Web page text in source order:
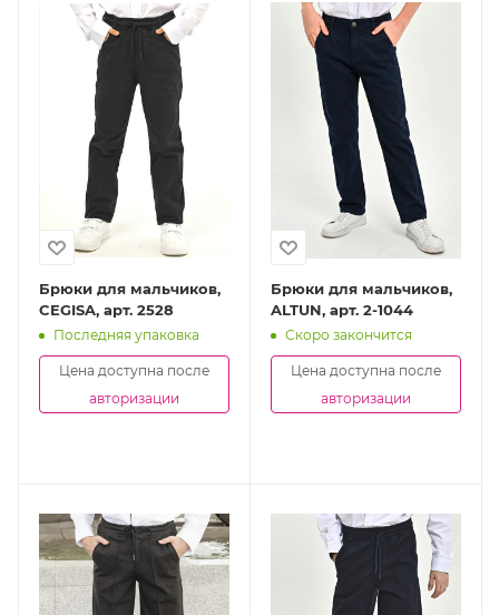
Брюки для мальчиков,
CEGISA, арт. 2528
Последняя упаковка
Цена доступна после
авторизации
Брюки для мальчиков,
ALTUN, арт. 2-1044
Скоро закончится
Цена доступна после
авторизации